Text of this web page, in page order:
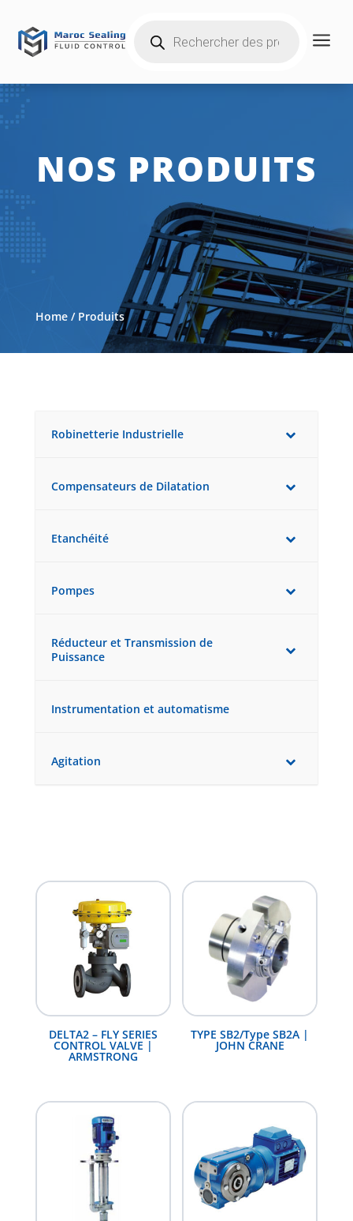
search a
NOS PRODUITS
Home/ Produits
Robinetterie Industrielle
Compensateurs de Dilatation
Etanchéité
Pompes
Réducteur et Transmission de
Puissance
Instrumentation et automatisme
Agitation
DELTA2 – FLY SERIES
CONTROL VALVE |
ARMSTRONG
TYPE SB2/Type SB2A |
JOHN CRANE